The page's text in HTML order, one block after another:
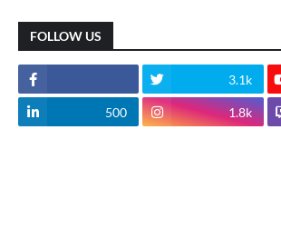
FOLLOW US
3.1k
500 1.8k